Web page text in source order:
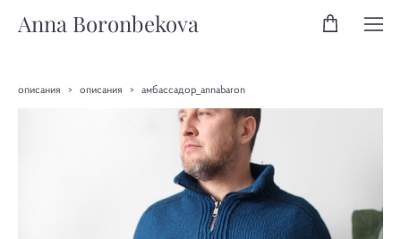
Anna Boronbekova
описания > описания > амбассадор_annabaron